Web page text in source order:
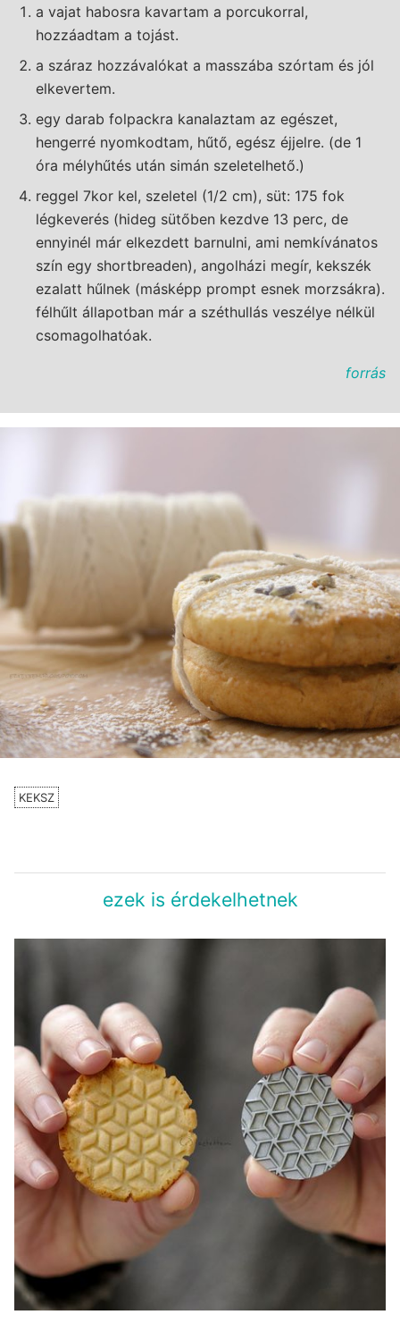
a vajat habosra kavartam a porcukorral,
hozzáadtam a tojást.
a száraz hozzávalókat a masszába szórtam és jól
elkevertem.
egy darab folpackra kanalaztam az egészet,
hengerré nyomkodtam, hűtő, egész éjjelre. (de 1
óra mélyhűtés után simán szeletelhető.)
reggel 7kor kel, szeletel (1/2 cm), süt: 175 fok
légkeverés (hideg sütőben kezdve 13 perc, de
ennyinél már elkezdett barnulni, ami nemkívánatos
szín egy shortbreaden), angolházi megír, kekszék
ezalatt hűlnek (másképp prompt esnek morzsákra).
félhűlt állapotban már a széthullás veszélye nélkül
csomagolhatóak.
forrás
KEKSZ
ezek is érdekelhetnek